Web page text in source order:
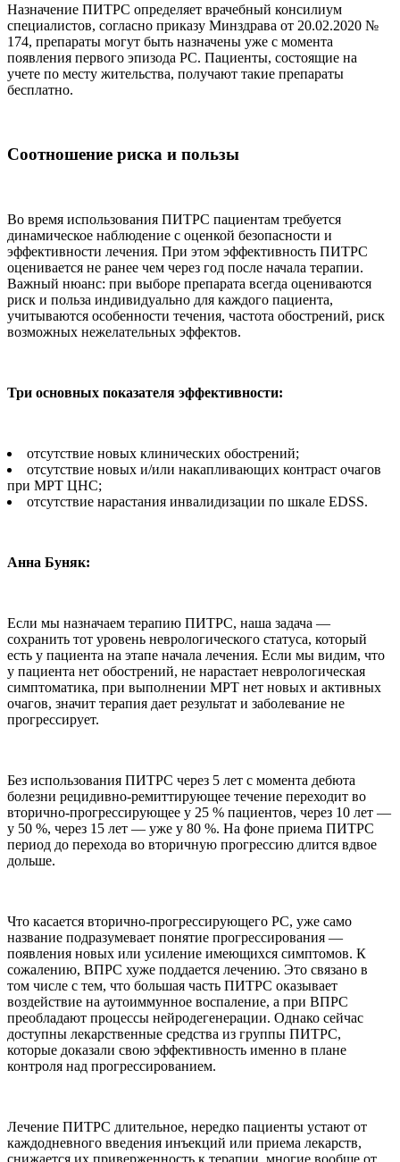
Назначение ПИТРС определяет врачебный консилиум
специалистов, согласно приказу Минздрава от 20.02.2020 №
174, препараты могут быть назначены уже с момента
появления первого эпизода РС. Пациенты, состоящие на
учете по месту жительства, получают такие препараты
бесплатно.
Соотношение риска и пользы
Во время использования ПИТРС пациентам требуется
динамическое наблюдение с оценкой безопасности и
эффективности лечения. При этом эффективность ПИТРС
оценивается не ранее чем через год после начала терапии.
Важный нюанс: при выборе препарата всегда оцениваются
риск и польза индивидуально для каждого пациента,
учитываются особенности течения, частота обострений, риск
возможных нежелательных эффектов.
Три основных показателя эффективности:
отсутствие новых клинических обострений;
отсутствие новых и/или накапливающих контраст очагов
при МРТ ЦНС;
отсутствие нарастания инвалидизации по шкале EDSS.
Анна Буняк:
Если мы назначаем терапию ПИТРС, наша задача —
сохранить тот уровень неврологического статуса, который
есть у пациента на этапе начала лечения. Если мы видим, что
у пациента нет обострений, не нарастает неврологическая
симптоматика, при выполнении МРТ нет новых и активных
очагов, значит терапия дает результат и заболевание не
прогрессирует.
Без использования ПИТРС через 5 лет с момента дебюта
болезни рецидивно-ремиттирующее течение переходит во
вторично-прогрессирующее у 25 % пациентов, через 10 лет —
у 50 %, через 15 лет — уже у 80 %. На фоне приема ПИТРС
период до перехода во вторичную прогрессию длится вдвое
дольше.
Что касается вторично-прогрессирующего РС, уже само
название подразумевает понятие прогрессирования —
появления новых или усиление имеющихся симптомов. К
сожалению, ВПРС хуже поддается лечению. Это связано в
том числе с тем, что большая часть ПИТРС оказывает
воздействие на аутоиммунное воспаление, а при ВПРС
преобладают процессы нейродегенерации. Однако сейчас
доступны лекарственные средства из группы ПИТРС,
которые доказали свою эффективность именно в плане
контроля над прогрессированием.
Лечение ПИТРС длительное, нередко пациенты устают от
каждодневного введения инъекций или приема лекарств,